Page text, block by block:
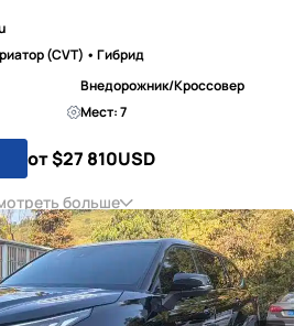
(CVT) • Гибрид
Внедорожник/Кроссовер
Мест: 7
от $27 810USD
больше